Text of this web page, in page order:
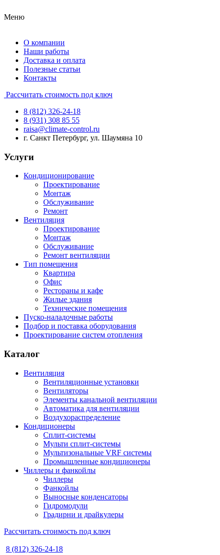
Меню
О компании
Наши работы
Доставка и оплата
Полезные статьи
Контакты
Рассчитать стоимость под ключ
8 (812) 326-24-18
8 (931) 308 85 55
raisa@climate-control.ru
г. Санкт Петербург, ул. Шаумяна 10
Услуги
Кондиционирование
Проектирование
Монтаж
Обслуживание
Ремонт
Вентиляция
Проектирование
Монтаж
Обслуживание
Ремонт вентиляции
Тип помещения
Квартира
Офис
Рестораны и кафе
Жилые здания
Технические помещения
Пуско-наладочные работы
Подбор и поставка оборудования
Проектирование систем отопления
Каталог
Вентиляция
Вентиляционные установки
Вентиляторы
Элементы канальной вентиляции
Автоматика для вентиляции
Воздухораспределение
Кондиционеры
Сплит-системы
Мульти сплит-системы
Мультизональные VRF системы
Промышленные кондиционеры
Чиллеры и фанкойлы
Чиллеры
Фанкойлы
Выносные конденсаторы
Гидромодули
Градирни и драйкулеры
Рассчитать стоимость под ключ
8 (812) 326-24-18